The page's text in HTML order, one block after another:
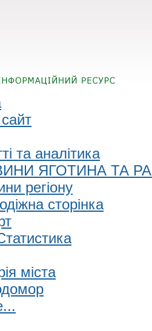
та аналітика
ЯГОТИНА ТА
регіону
сторінка
міста